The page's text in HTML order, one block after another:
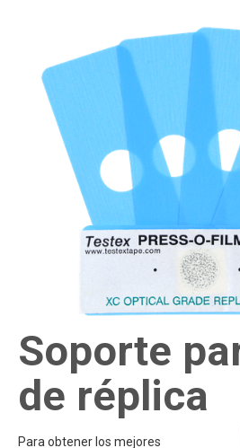
Soporte
de réplica
Para obtener los mejores